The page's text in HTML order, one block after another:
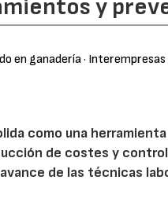
y
en ganadería· Interempresas
como una
de costes y
de las técnicas